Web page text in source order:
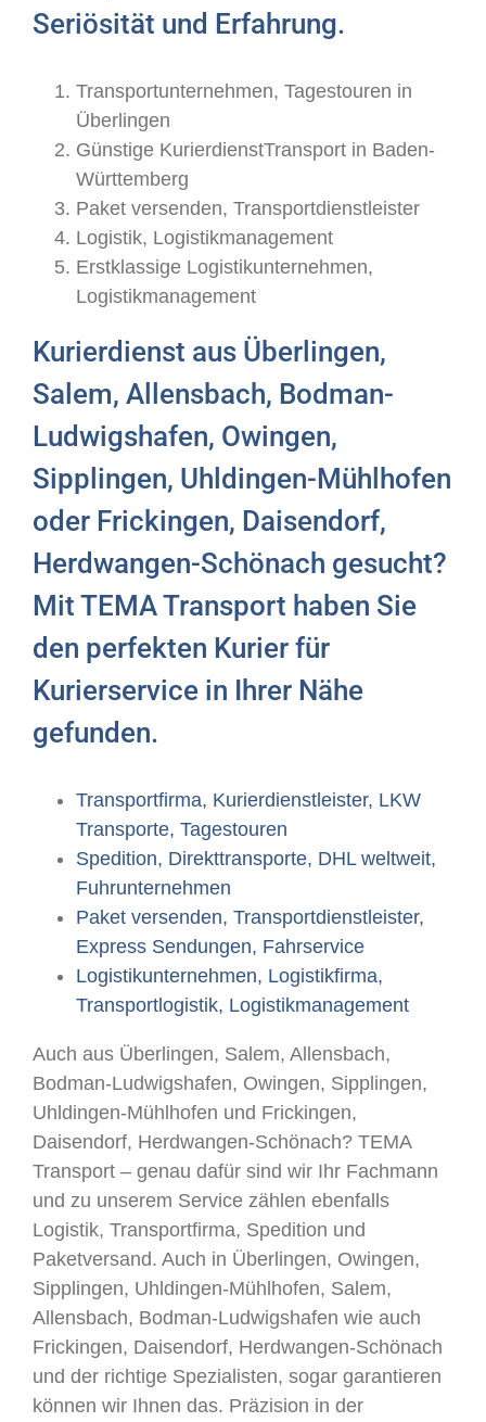
Seriösität und Erfahrung.
Transportunternehmen, Tagestouren in
Überlingen
Günstige KurierdienstTransport in Baden-
Württemberg
Paket versenden, Transportdienstleister
Logistik, Logistikmanagement
Erstklassige Logistikunternehmen,
Logistikmanagement
Kurierdienst aus Überlingen,
Salem, Allensbach, Bodman-
Ludwigshafen, Owingen,
Sipplingen, Uhldingen-Mühlhofen
oder Frickingen, Daisendorf,
Herdwangen-Schönach gesucht?
Mit TEMA Transport haben Sie
den perfekten Kurier für
Kurierservice in Ihrer Nähe
gefunden.
Transportfirma, Kurierdienstleister, LKW
Transporte, Tagestouren
Spedition, Direkttransporte, DHL weltweit,
Fuhrunternehmen
Paket versenden, Transportdienstleister,
Express Sendungen, Fahrservice
Logistikunternehmen, Logistikfirma,
Transportlogistik, Logistikmanagement
Auch aus Überlingen, Salem, Allensbach,
Bodman-Ludwigshafen, Owingen, Sipplingen,
Uhldingen-Mühlhofen und Frickingen,
Daisendorf, Herdwangen-Schönach? TEMA
Transport – genau dafür sind wir Ihr Fachmann
und zu unserem Service zählen ebenfalls
Logistik, Transportfirma, Spedition und
Paketversand. Auch in Überlingen, Owingen,
Sipplingen, Uhldingen-Mühlhofen, Salem,
Allensbach, Bodman-Ludwigshafen wie auch
Frickingen, Daisendorf, Herdwangen-Schönach
und der richtige Spezialisten, sogar garantieren
können wir Ihnen das. Präzision in der